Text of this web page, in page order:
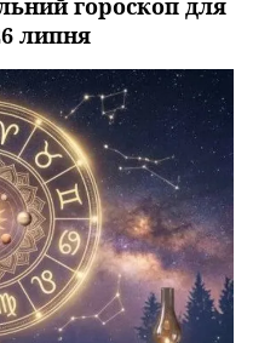
гороскоп для
липня